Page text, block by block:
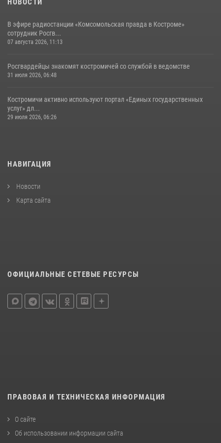
НОВОСТИ
В эфире радиостанции «Комсомольская правда в Костроме»
сотрудник Росгв...
07 августа 2026, 11:13
Росгвардейцы знакомят костромичей со службой в ведомстве
31 июля 2026, 06:48
Костромичи активно используют портал «Единых государственных
услуг» дл...
29 июля 2026, 06:26
НАВИГАЦИЯ
Новости
Карта сайта
ОФИЦИАЛЬНЫЕ СЕТЕВЫЕ РЕСУРСЫ
ПРАВОВАЯ И ТЕХНИЧЕСКАЯ ИНФОРМАЦИЯ
О сайте
Об использовании информации сайта